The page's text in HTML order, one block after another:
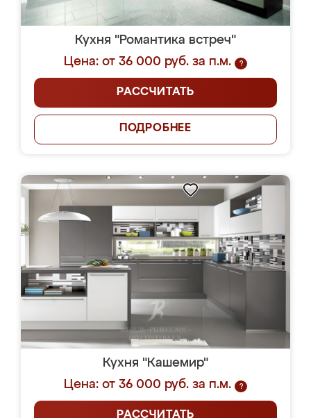
Кухня "Романтика встреч"
Цена: от 36 000 руб. за п.м.
?
РАССЧИТАТЬ
ПОДРОБНЕЕ
Кухня "Кашемир"
Цена: от 36 000 руб. за п.м.
?
РАССЧИТАТЬ